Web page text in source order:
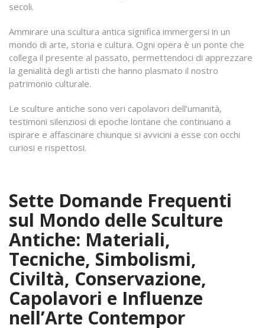
secoli.
Ammirare una scultura antica significa immergersi in un
mondo di arte, storia e cultura. Ogni opera è un ponte che
collega il presente al passato, permettendoci di apprezzare
la genialità degli artisti che hanno plasmato il nostro
patrimonio culturale.
Le sculture antiche sono veri capolavori dell’umanità,
testimoni silenziosi di epoche lontane che continuano a
ispirare e affascinare chiunque si avvicini a esse con occhi
curiosi e rispettosi.
Sette Domande Frequenti
sul Mondo delle Sculture
Antiche: Materiali,
Tecniche, Simbolismi,
Civiltà, Conservazione,
Capolavori e Influenze
nell’Arte Contempor